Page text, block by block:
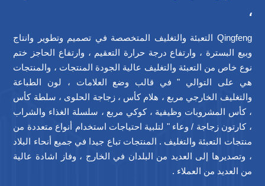
،
Qingfeng التعبئة والتغليف المتخصصة في تصميم وتطوير وانتاج
وبيع البسترة ، وارتفاع درجة حرارة التعقيم ، وارتفاع الحاجز ختم
نوع خاص من التعبئة والتغليف عالية الجودة المنتجات ، والمنتجات
هي على التوالي " في قالب وضع العلامات ، لون الطباعة
والتغليف الخارجي مربع ، هلام كأس ، زجاجة الحلوى ، سلطة كأس
، كأس المشروبات وظيفية ، كوكي مربع ، سلسلة الغذاء والشراب
، كارتون زجاجة / وعاء " لتلبية احتياجات استخدام أنواع متعددة من
منتجات التعبئة والتغليف . المنتجات تباع جيدا في جميع أنحاء البلاد
، وتصديرها إلى العديد من البلدان في الخارج ، وفاز اشادة عالية
من العديد من العملاء .